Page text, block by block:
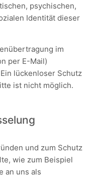
psychischen,
Identität dieser
im
per E-Mail)
lückenloser Schutz
ist nicht möglich.
und zum Schutz
wie zum Beispiel
an uns als